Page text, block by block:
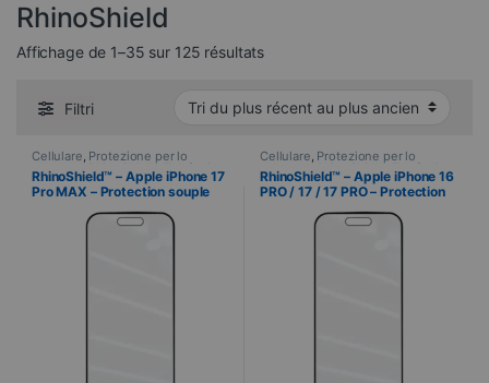
RhinoShield
Affichage de 1–35 sur 125 résultatsOrdinati dal più recente al più
Filtri
Cellulare, Protezione per lo
schermo, RhinoShield Telefonia,
Vetri temperati
RhinoShield™ – Apple iPhone 17
Pro MAX – Protection souple
lumière bleue + Applicateur
Cellulare, Protezione per lo
schermo, RhinoShield Telefonia ,
Vetri temperati
RhinoShield™ – Apple iPhone 16
PRO / 17 / 17 PRO – Protection
Anti lumière bleue +